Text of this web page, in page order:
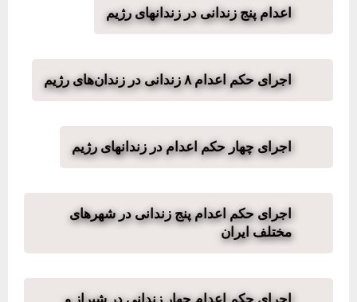
اعدام پنج زندانی در زندانهای رژیم
اجرای حکم اعدام ۸ زندانی در زندان‌های رژیم
اجرای چهار حکم اعدام در زندانهای رژیم
اجرای حکم اعدام پنج زندانی در شهرهای
مختلف ایران
اجرای حکم اعدام چهار زندانی در شیراز و